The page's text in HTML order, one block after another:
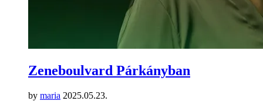
Zeneboulvard Párkányban
by maria 2025.05.23.